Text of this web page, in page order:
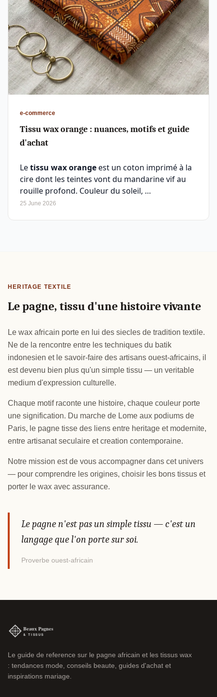
e-commerce
Tissu wax orange : nuances, motifs et guide
d'achat
Letissu wax orangeest un coton imprimé à la
cire dont les teintes vont du mandarine vif au
rouille profond. Couleur du soleil, …
25 June 2026
HERITAGE TEXTILE
Le pagne, tissu d'une histoire vivante
Le wax africain porte en lui des siecles de tradition textile.
Ne de la rencontre entre les techniques du batik
indonesien et le savoir-faire des artisans ouest-africains, il
est devenu bien plus qu'un simple tissu — un veritable
medium d'expression culturelle.
Chaque motif raconte une histoire, chaque couleur porte
une signification. Du marche de Lome aux podiums de
Paris, le pagne tisse des liens entre heritage et modernite,
entre artisanat seculaire et creation contemporaine.
Notre mission est de vous accompagner dans cet univers
— pour comprendre les origines, choisir les bons tissus et
porter le wax avec assurance.
Le pagne n'est pas un simple tissu — c'est un
langage que l'on porte sur soi.
Proverbe ouest-africain
Le guide de reference sur le pagne africain et les tissus wax
: tendances mode, conseils beaute, guides d'achat et
inspirations mariage.